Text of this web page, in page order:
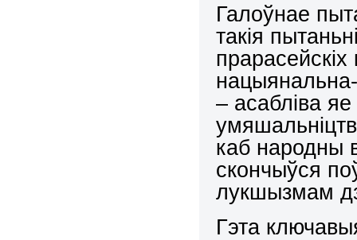
Галоўнае
такія
– асабліва яе
каб народны
скончыўся
лукшызмам
Гэта